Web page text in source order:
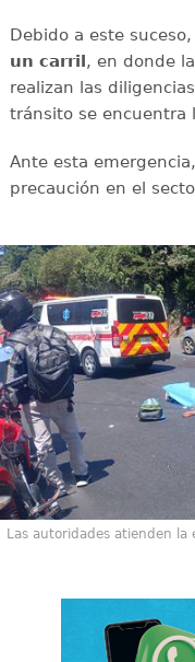
Debido a este
un carril, en donde
realizan las
tránsito se encuentra
Ante esta
precaución en el
Las autoridades atienden la